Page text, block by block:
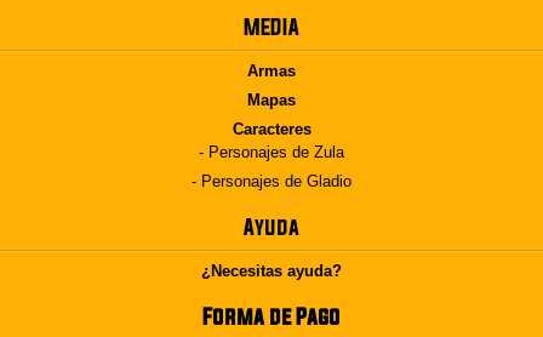
MEDIA
Armas
Mapas
Caracteres
- Personajes de Zula
- Personajes de Gladio
Ayuda
¿Necesitas ayuda?
Forma de Pago